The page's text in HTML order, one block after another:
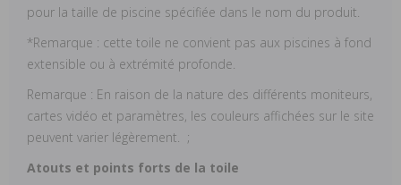
pour la taille de piscine spécifiée dans le nom du produit.
*Remarque : cette toile ne convient pas aux piscines à fond
extensible ou à extrémité profonde.
Remarque : En raison de la nature des différents moniteurs,
cartes vidéo et paramètres, les couleurs affichées sur le site
peuvent varier légèrement. ;
Atouts et points forts de la toile